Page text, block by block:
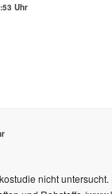
Uhr
nicht